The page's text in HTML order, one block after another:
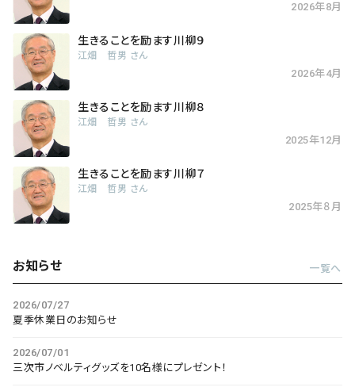
2026年8月
生きることを励ます川柳９
江畑 哲男 さん
2026年4月
生きることを励ます川柳８
江畑 哲男 さん
2025年12月
生きることを励ます川柳７
江畑 哲男 さん
2025年８月
お知らせ 一覧へ
2026/07/27
夏季休業日のお知らせ
2026/07/01
三次市ノベルティグッズを10名様にプレゼント！